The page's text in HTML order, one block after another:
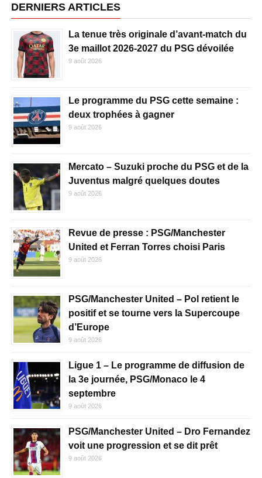
DERNIERS ARTICLES
La tenue très originale d’avant-match du
3e maillot 2026-2027 du PSG dévoilée
9 août 2026
Le programme du PSG cette semaine :
deux trophées à gagner
9 août 2026
Mercato – Suzuki proche du PSG et de la
Juventus malgré quelques doutes
9 août 2026
Revue de presse : PSG/Manchester
United et Ferran Torres choisi Paris
9 août 2026
PSG/Manchester United – Pol retient le
positif et se tourne vers la Supercoupe
d’Europe
9 août 2026
Ligue 1 – Le programme de diffusion de
la 3e journée, PSG/Monaco le 4
septembre
9 août 2026
PSG/Manchester United – Dro Fernandez
voit une progression et se dit prêt
9 août 2026